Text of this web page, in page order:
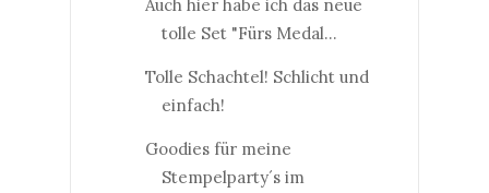
Auch hier habe ich das neue
tolle Set "Fürs Medal...
Tolle Schachtel! Schlicht und
einfach!
Goodies für meine
Stempelparty´s im